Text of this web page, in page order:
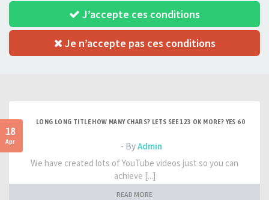
J’accepte ces conditions
Je n’accepte pas ces conditions
18
Apr
LONG LONG TITLE HOW MANY CHARS? LETS SEE 123 OK MORE? YES 60
- ByAdmin
We have created lots of YouTube videos just so you can
achieve [...]
READ MORE